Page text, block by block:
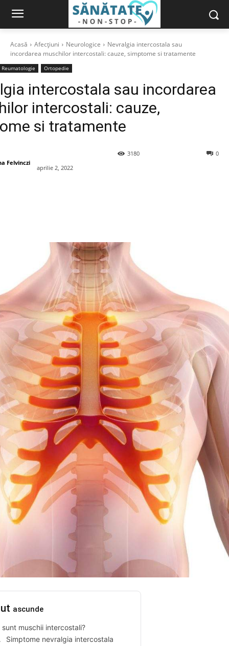
Acasă Afecțiuni Neurologice
Nevralgia intercostala sau
incordarea muschilor intercostali: cauze, simptome si tratamente
Reumatologie Ortopedie
intercostala sau incordarea
intercostali: cauze,
si tratamente
Felvinczi
aprilie 2, 2022
0
3180
ascunde
sunt muschii intercostali?
Simptome nevralgia intercostala